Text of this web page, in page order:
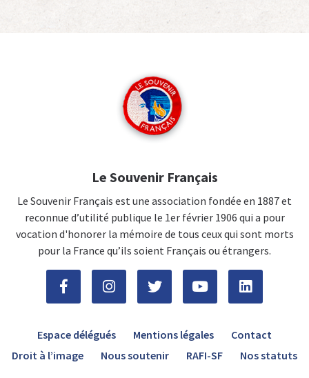
Le Souvenir Français
Le Souvenir Français est une association fondée en 1887 et
reconnue d’utilité publique le 1er février 1906 qui a pour
vocation d'honorer la mémoire de tous ceux qui sont morts
pour la France qu’ils soient Français ou étrangers.
Espace délégués Mentions légales
Contact
Droit à l’image
Nous soutenir RAFI-SF Nos statuts